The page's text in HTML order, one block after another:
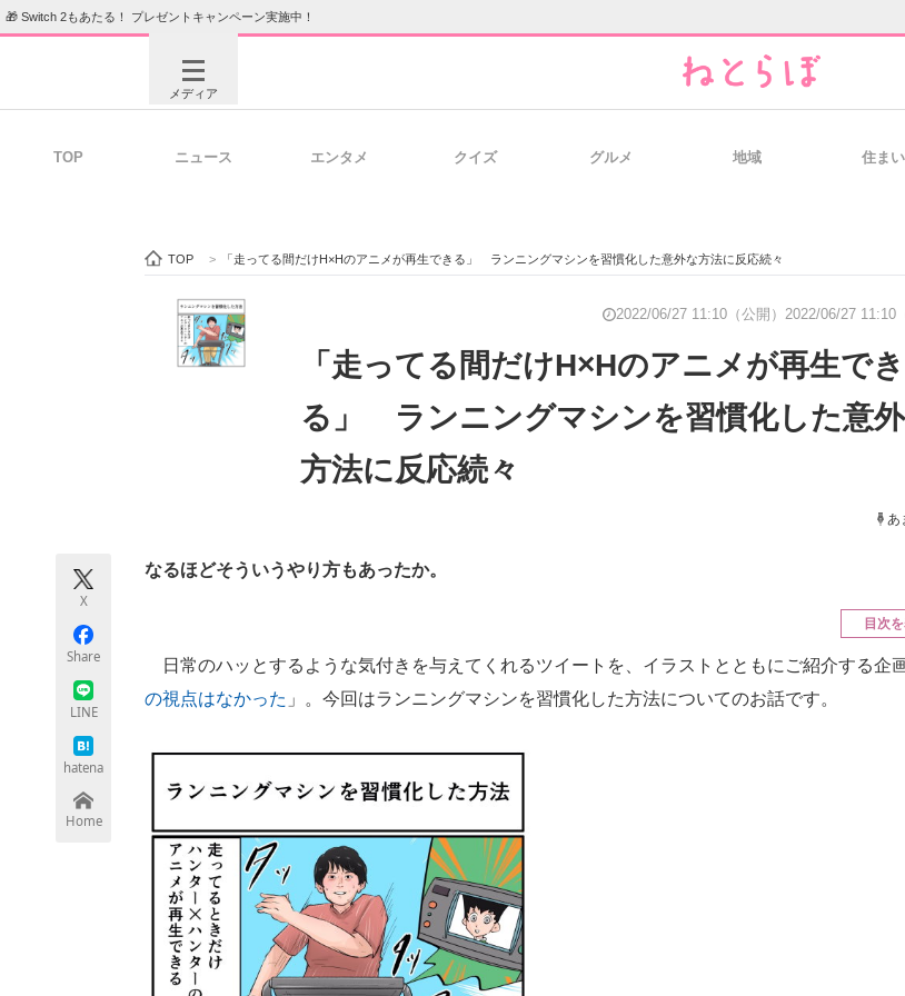
🎁 Switch 2もあたる！ プレゼントキャンペーン実施中！
メディア
ビジネスと働き方のヒント
ITエンジニア向け専門サイト 企業向けIT製品の総合サイト IT製品の技術・比較・事例
TOP ニュース エンタメ クイズ グルメ 地域 住まい
TOP > 「走ってる間だけH×Hのアニメが再生できる」 ランニングマシンを習慣化した意外な方法に反応続々
2022/06/27 11:10（公開） 2022/06/27 11:10
「走ってる間だけH×Hのアニメが再生でき
る」 ランニングマシンを習慣化した意
方法に反応続々
あ
X
Share
LINE
hatena
Home
なるほどそういうやり方もあったか。
目次
日常のハッとするような気付きを与えてくれるツイートを、イラストとともにご紹介する企
の視点はなかった 」。今回はランニングマシンを習慣化した方法についてのお話です。